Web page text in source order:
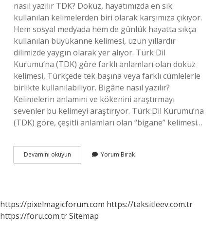
nasıl yazılır TDK? Dokuz, hayatımızda en sık
kullanılan kelimelerden biri olarak karşımıza çıkıyor.
Hem sosyal medyada hem de günlük hayatta sıkça
kullanılan büyükanne kelimesi, uzun yıllardır
dilimizde yaygın olarak yer alıyor. Türk Dil
Kurumu’na (TDK) göre farklı anlamları olan dokuz
kelimesi, Türkçede tek başına veya farklı cümlelerle
birlikte kullanılabiliyor. Bigâne nasıl yazılır?
Kelimelerin anlamını ve kökenini araştırmayı
sevenler bu kelimeyi araştırıyor. Türk Dil Kurumu’na
(TDK) göre, çeşitli anlamları olan “bigane” kelimesi…
Devamını okuyun
Nasıl
Yorum Bırak
https://pixelmagicforum.com https://taksitleev.com.tr
https://foru.com.trSitemap